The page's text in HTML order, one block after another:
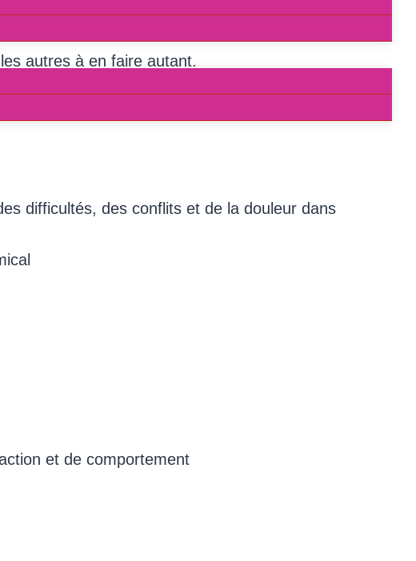
complet.
autres à en faire autant.
difficultés, des conflits et de la douleur dans
et de comportement